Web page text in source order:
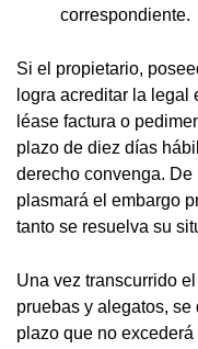
correspondiente.
Si el propietario,
logra acreditar la legal
léase factura o
plazo de diez días
derecho convenga.
plasmará el embargo
tanto se resuelva su
Una vez transcurrido
pruebas y alegatos,
plazo que no